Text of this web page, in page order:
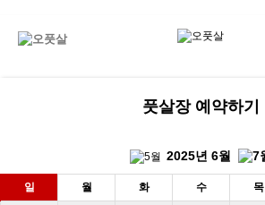
풋살장 예약하기
2025년 6월
일 월 화 수 목